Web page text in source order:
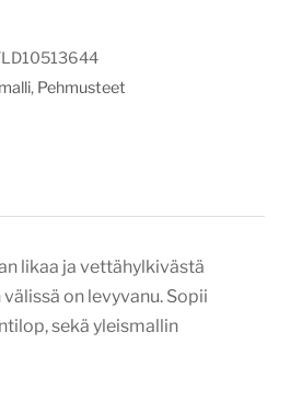
, Pehmusteet
likaa ja vettähylkivästä
on levyvanu. Sopii
sekä yleismallin